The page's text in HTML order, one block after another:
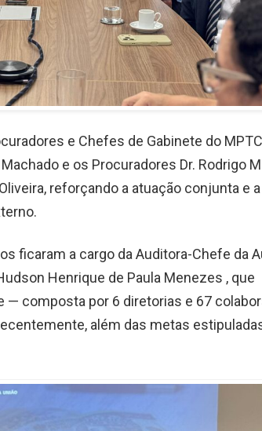
e Chefes de Gabinete do
e os Procuradores Dr. Rodrigo
reforçando a atuação conjunta e
ficaram a cargo da Auditora-Chefe da
Henrique de Paula Menezes , que
— composta por 6 diretorias e 67
além das metas